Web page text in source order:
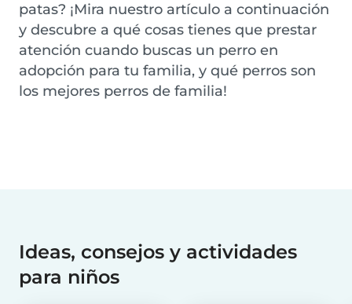
patas? ¡Mira nuestro artículo a continuación
y descubre a qué cosas tienes que prestar
atención cuando buscas un perro en
adopción para tu familia, y qué perros son
los mejores perros de familia!
Ideas, consejos y actividades
para niños